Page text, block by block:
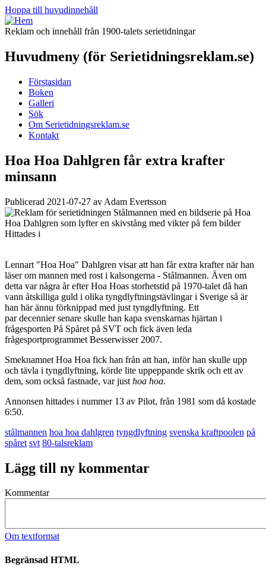
Hoppa till huvudinnehåll
Reklam och innehåll från 1900-talets serietidningar
Huvudmeny (för Serietidningsreklam.se)
Förstasidan
Boken
Galleri
Sök
Om Serietidningsreklam.se
Kontakt
Hoa Hoa Dahlgren får extra krafter
minsann
Publicerad 2021-07-27 av Adam Evertsson
Hittades i
Lennart "Hoa Hoa" Dahlgren visar att han får extra krafter när han
läser om mannen med rost i kalsongerna - Stålmannen. Även om
detta var några år efter Hoa Hoas storhetstid på 1970-talet då han
vann åtskilliga guld i olika tyngdlyftningstävlingar i Sverige så är
han här ännu förknippad med just tyngdlyftning. Ett
par decennier senare skulle han kapa svenskarnas hjärtan i
frågesporten På Spåret på SVT och fick även leda
frågesportprogrammet Besserwisser 2007.
Smeknamnet Hoa Hoa fick han från att han, inför han skulle upp
och tävla i tyngdlyftning, körde lite uppeppande skrik och ett av
dem, som också fastnade, var just hoa hoa.
Annonsen hittades i nummer 13 av Pilot, från 1981 som då kostade
6:50.
stålmannen hoa hoa dahlgren tyngdlyftning svenska kraftpoolen på
spåret svt 80-talsreklam
Lägg till ny kommentar
Kommentar
Om textformat
Begränsad HTML